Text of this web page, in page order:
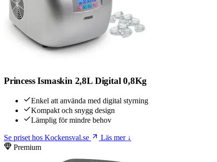
Princess Ismaskin 2,8L Digital 0,8Kg
Enkel att använda med digital styrning
Kompakt och snygg design
Lämplig för mindre behov
Se priset hos Kockensval.se
Läs mer ↓
Premium